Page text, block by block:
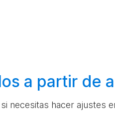
a partir de
necesitas hacer ajustes